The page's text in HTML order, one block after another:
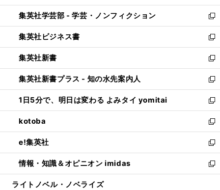
開
く
ウ
で
開
く
ン
ド
ウ
で
開
く
ウ
ィ
ン
ド
ウ
で
開
く
集英社学芸部 - 学芸・ノンフィクション
新
し
い
ウ
ィ
ン
ド
ウ
で
開
く
集英社ビジネス書
新
し
い
ウ
ィ
ン
ド
ウ
で
開
く
集英社新書
新
し
い
ウ
ィ
ン
ド
ウ
で
開
く
集英社新書プラス - 知の水先案内人
新
し
い
ウ
ィ
ン
ド
ウ
で
開
1日5分で、明日は変わる よみタイ yomitai
新
し
い
ウ
ィ
ン
ド
ウ
kotoba
新
し
い
ウ
ィ
ン
e!集英社
新
し
い
ウ
情報・知識＆オピニオン imidas
新
し
ライトノベル・ノベライズ